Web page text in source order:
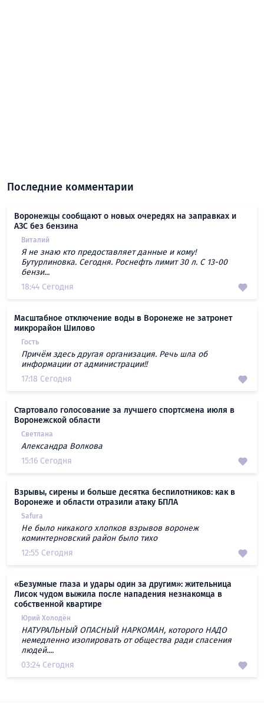
Последние комментарии
Воронежцы сообщают о новых очередях на заправках и
АЗС без бензина
Виталий
Я не знаю кто предоставляет данные и кому!
Бутурлиновка. Сегодня. Роснефть лимит 30 л. С 13-00
бензи...
18:44 Сегодня
Масштабное отключение воды в Воронеже не затронет
микрорайон Шилово
Гость
Причём здесь другая организация. Речь шла об
информации от администрации!!
17:18 Сегодня
Стартовало голосование за лучшего спортсмена июля в
Воронежской области
Светлана
Александра Волкова
15:16 Сегодня
Взрывы, сирены и больше десятка беспилотников: как в
Воронеже и области отразили атаку БПЛА
Safura
Не было никакого хлопков взрывов воронеж
коминтерновский район было тихо
12:55 Сегодня
«Безумные глаза и удары один за другим»: жительница
Лисок чудом выжила после нападения незнакомца в
собственной квартире
Юрий Холодён
НАТУРАЛЬНЫЙ ОПАСНЫЙ НАРКОМАН, которого НАДО
немедленно изолировать от общества ради спасения
людей....
03:24 Сегодня